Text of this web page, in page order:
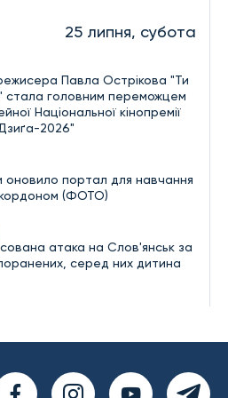
25 липня, субота
Павла Острікова "Ти
стала головним переможцем
Національної кінопремії
2026"
оновило портал для навчання
кордоном (ФОТО)
атака на Слов'янськ за
серед них дитина